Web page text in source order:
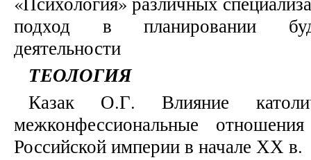
подход в планировании
деятельности
ТЕОЛОГИЯ
Казак О.Г. Влияние
межконфессиональные
Российской империи в начале ХХ в.